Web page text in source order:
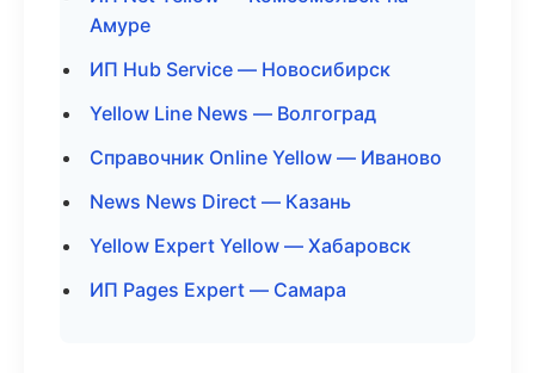
Амуре
ИП Hub Service — Новосибирск
Yellow Line News — Волгоград
Справочник Online Yellow — Иваново
News News Direct — Казань
Yellow Expert Yellow — Хабаровск
ИП Pages Expert — Самара